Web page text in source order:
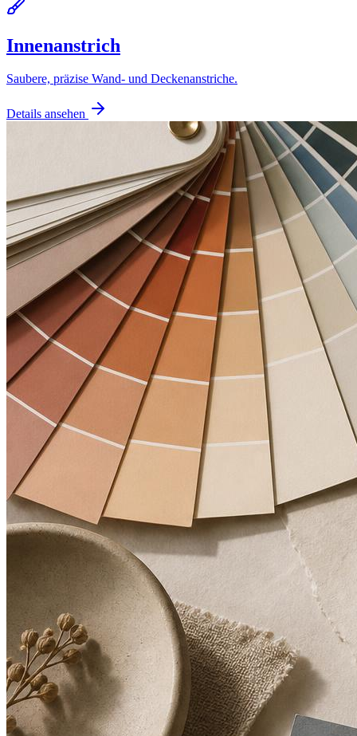
Innenanstrich
Saubere, präzise Wand- und Deckenanstriche.
Details ansehen